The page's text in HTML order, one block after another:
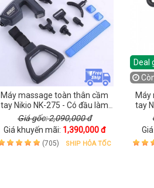
Máy massage toàn thân cầm
tay Nikio NK-275 - Có đầu làm
nóng, pin sạc, dùng cho cổ vai
gáy và lưng
Giá gốc: 2,090,000 đ
Giá khuyến mãi: 1,390,000 đ
(705) SHIP HỎA TỐC
Deal
Máy
tay